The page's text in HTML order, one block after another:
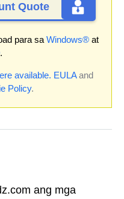
Quote
para sa Windows® at
.
available. EULAand
Policy.
ang mga